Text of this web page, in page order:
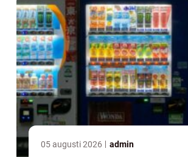
05 augusti 2026 admin